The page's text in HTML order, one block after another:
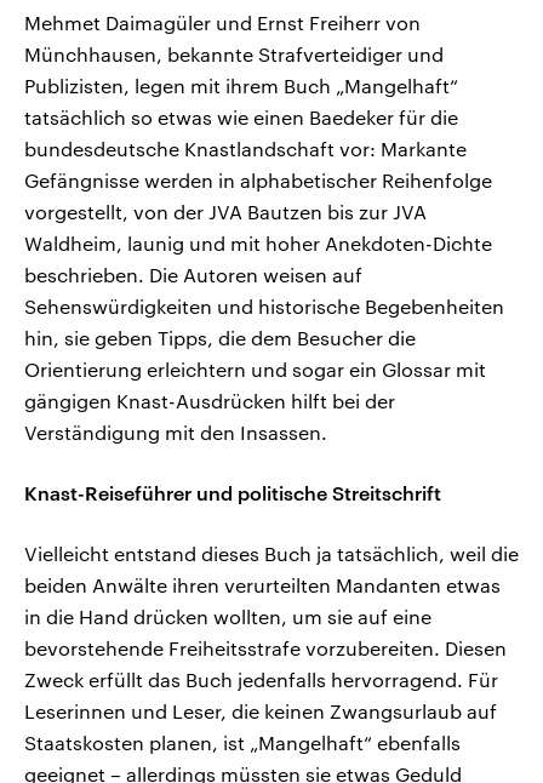
Mehmet Daimagüler und Ernst Freiherr von
Münchhausen, bekannte Strafverteidiger und
Publizisten, legen mit ihrem Buch „Mangelhaft“
tatsächlich so etwas wie einen Baedeker für die
bundesdeutsche Knastlandschaft vor: Markante
Gefängnisse werden in alphabetischer Reihenfolge
vorgestellt, von der JVA Bautzen bis zur JVA
Waldheim, launig und mit hoher Anekdoten-Dichte
beschrieben. Die Autoren weisen auf
Sehenswürdigkeiten und historische Begebenheiten
hin, sie geben Tipps, die dem Besucher die
Orientierung erleichtern und sogar ein Glossar mit
gängigen Knast-Ausdrücken hilft bei der
Verständigung mit den Insassen.
Knast-Reiseführer und politische Streitschrift
Vielleicht entstand dieses Buch ja tatsächlich, weil die
beiden Anwälte ihren verurteilten Mandanten etwas
in die Hand drücken wollten, um sie auf eine
bevorstehende Freiheitsstrafe vorzubereiten. Diesen
Zweck erfüllt das Buch jedenfalls hervorragend. Für
Leserinnen und Leser, die keinen Zwangsurlaub auf
Staatskosten planen, ist „Mangelhaft“ ebenfalls
geeignet – allerdings müssten sie etwas Geduld